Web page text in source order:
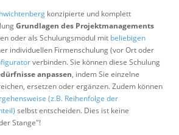
konzipierte und komplett
Grundlagen des Projektmanagements
oder als Schulungsmodul mit beliebigen
individuellen Firmenschulung (vor Ort oder
verbinden. Sie können diese Schulung
anpassen, indem Sie einzelne
ersetzen oder ergänzen. Zudem können
(z.B. Reihenfolge der
selbst entscheiden. Dies ist keine
Stange"!